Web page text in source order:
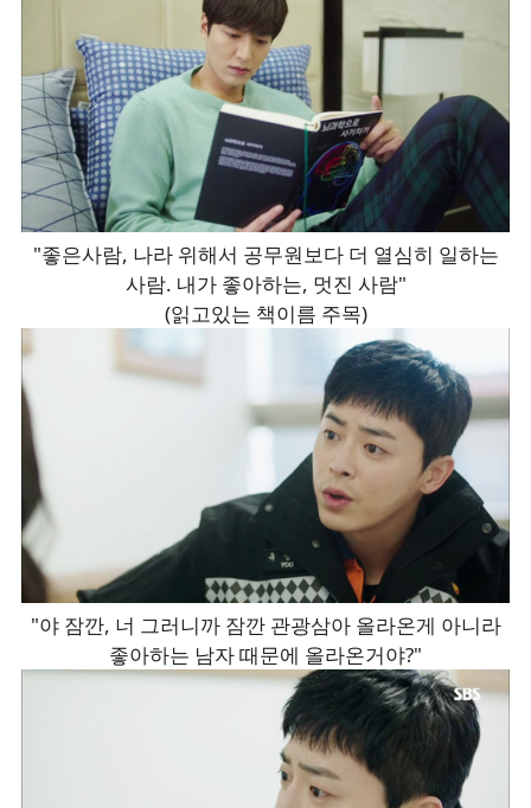
"좋은사람, 나라 위해서 공무원보다 더 열심히 일하는
사람. 내가 좋아하는, 멋진 사람"
(읽고있는 책이름 주목)
"야 잠깐, 너 그러니까 잠깐 관광삼아 올라온게 아니라
좋아하는 남자 때문에 올라온거야?"